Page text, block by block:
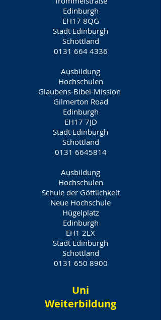
Edinburgh
EH17 8QG
Stadt Edinburgh
Schottland
0131 664 4336
Ausbildung
Hochschulen
Glaubens-Bibel-Mission
Gilmerton Road
Edinburgh
EH17 7JD
Stadt Edinburgh
Schottland
0131 6645814
Ausbildung
Hochschulen
Schule der Göttlichkeit
Neue Hochschule
Hügelplatz
Edinburgh
EH1 2LX
Stadt Edinburgh
Schottland
0131 650 8900
Uni
Weiterbildung